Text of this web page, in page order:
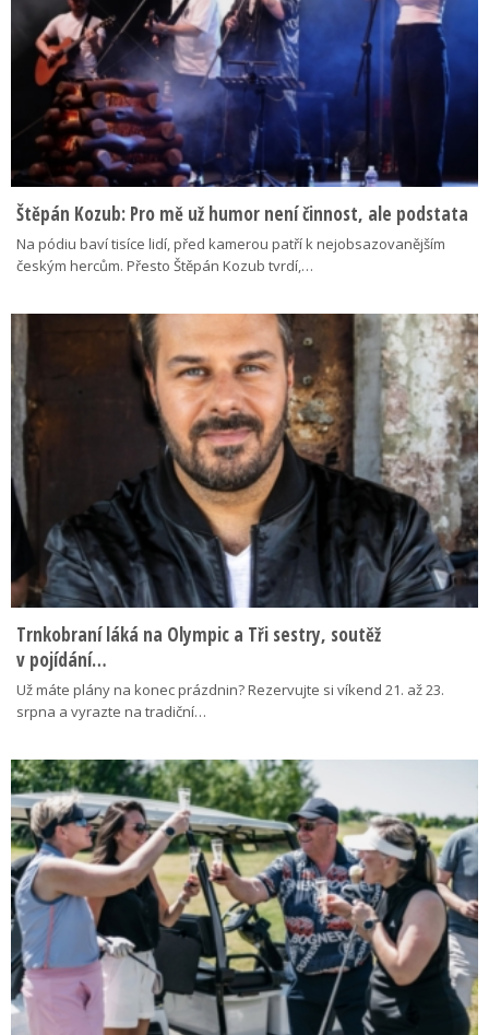
Štěpán Kozub: Pro mě už humor není činnost, ale podstata
Na pódiu baví tisíce lidí, před kamerou patří k nejobsazovanějším
českým hercům. Přesto Štěpán Kozub tvrdí,…
Trnkobraní láká na Olympic a Tři sestry, soutěž
v pojídání…
Už máte plány na konec prázdnin? Rezervujte si víkend 21. až 23.
srpna a vyrazte na tradiční…